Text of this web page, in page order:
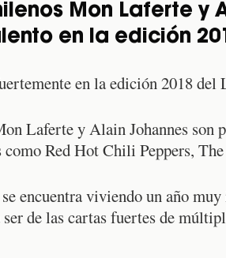
Mon Laferte y
en la edición
en la edición 2018 del
Laferte y Alain Johannes son
como Red Hot Chili Peppers,
encuentra viviendo un año
de las cartas fuertes de